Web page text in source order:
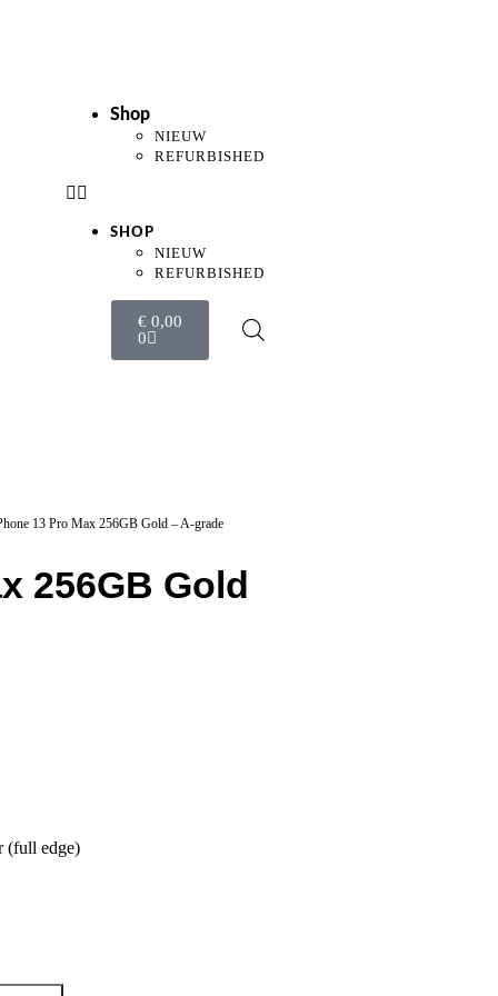
Shop
NIEUW
REFURBISHED
SHOP
NIEUW
REFURBISHED
€0,00
0
13 Pro Max 256GB Gold – A-grade
256GB Gold
(full edge)